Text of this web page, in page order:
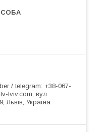
/ telegram: +38-067-
lviv.com, вул.
Львів, Україна